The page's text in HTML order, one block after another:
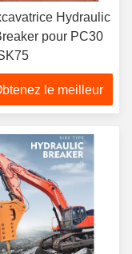
Hydraulic
pour PC30
le meilleur